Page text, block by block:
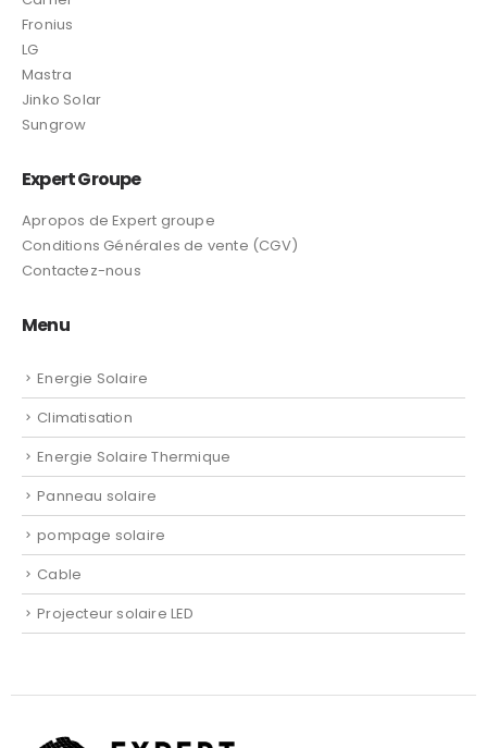
Fronius
LG
Mastra
Jinko Solar
Sungrow
Expert Groupe
Apropos de Expert groupe
Conditions Générales de vente (CGV)
Contactez-nous
Menu
Energie Solaire
Climatisation
Energie Solaire Thermique
Panneau solaire
pompage solaire
Cable
Projecteur solaire LED